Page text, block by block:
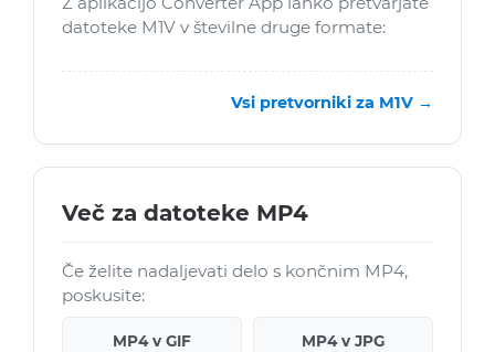
datoteke M1V v številne druge formate:
Vsi pretvorniki za M1V →
Več za datoteke MP4
Če želite nadaljevati delo s končnim MP4,
poskusite:
MP4 v GIF MP4 v JPG